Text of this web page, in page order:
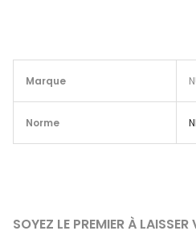
Marque
Norme
SOYEZ LE PREMIER À